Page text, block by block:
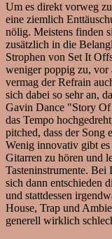
Um es direkt vorweg
eine ziemlich
nölig. Meistens finden
zusätzlich in die
Strophen von Set It
weniger poppig zu, vor
vermag der Refrain
sich dabei so sehr an,
Gavin Dance "Story
das Tempo
pitched, dass der Song
Wenig innovativ gibt es
Gitarren zu hören und
Tasteninstrumente.
sich dann entschieden
und stattdessen
House, Trap und
generell wirklich